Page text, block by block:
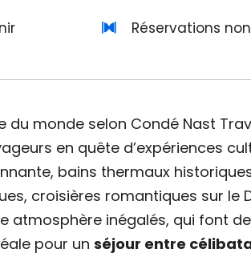
Réservations
du monde selon Condé Nast
en quête d’expériences
bains thermaux
croisières romantiques sur le
atmosphère inégalés, qui font
pour un séjour entre